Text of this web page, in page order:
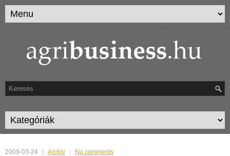
2009-03-24 Archív No comments